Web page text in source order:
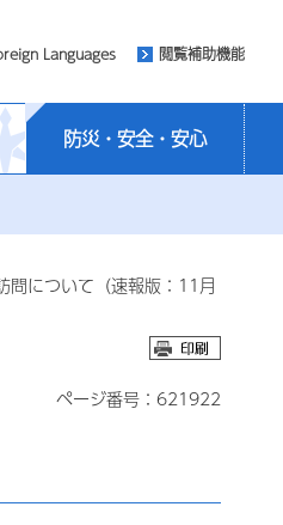
Languages 閲覧補助機能
防災・安全・安心
問について（速報版：11月
ページ番号：621922